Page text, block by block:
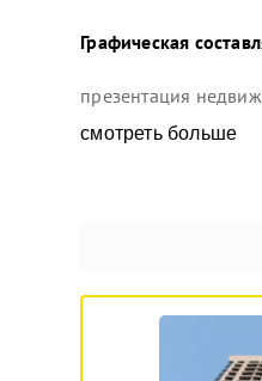
Графическая
презентация
смотреть больше